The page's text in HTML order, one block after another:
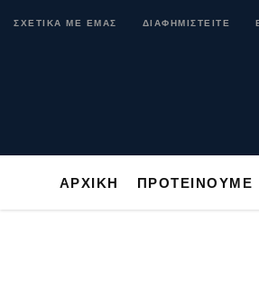
ΣΧΕΤΙΚΑ ΜΕ ΕΜΑΣ ΔΙΑΦΗΜΙΣΤΕΙΤΕ
ΑΡΧΙΚΗ ΠΡΟΤΕΙΝΟΥΜΕ
ΑΡΧΙΚΗ